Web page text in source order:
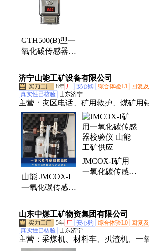
GTH500(B)型一
氧化碳传感器
应速度快
济宁山能工矿设备有限公司
8年 厂 安心购 综合体验L1 回复
真实性已核验 山东济宁
主营： 灾区电话、矿用救护、煤矿用
吸收剂、旧枕木、氧气呼吸器、氧气
动隔爆装置 ZGJFH35型、ZDY1200S
机、泥浆泵、注浆泵、快速密闭罐、
CCZ-1000粉尘检测仪、氢氧化钙(二
干燥剂、CD5多参数气体检测仪、空
喷淋装置、矿用门、避难硐室门、矿
门、车载甲烷断电仪
山能 JMCOX-I
一氧化碳传感器
易携带
JMCOX-I矿用
一氧化碳传感器
山东中煤工矿物资集团有限公司
5年 厂 安心购 综合体验L0 回复
真实性已核验 山东济宁
主营： 采煤机、材料车、扒渣机、一